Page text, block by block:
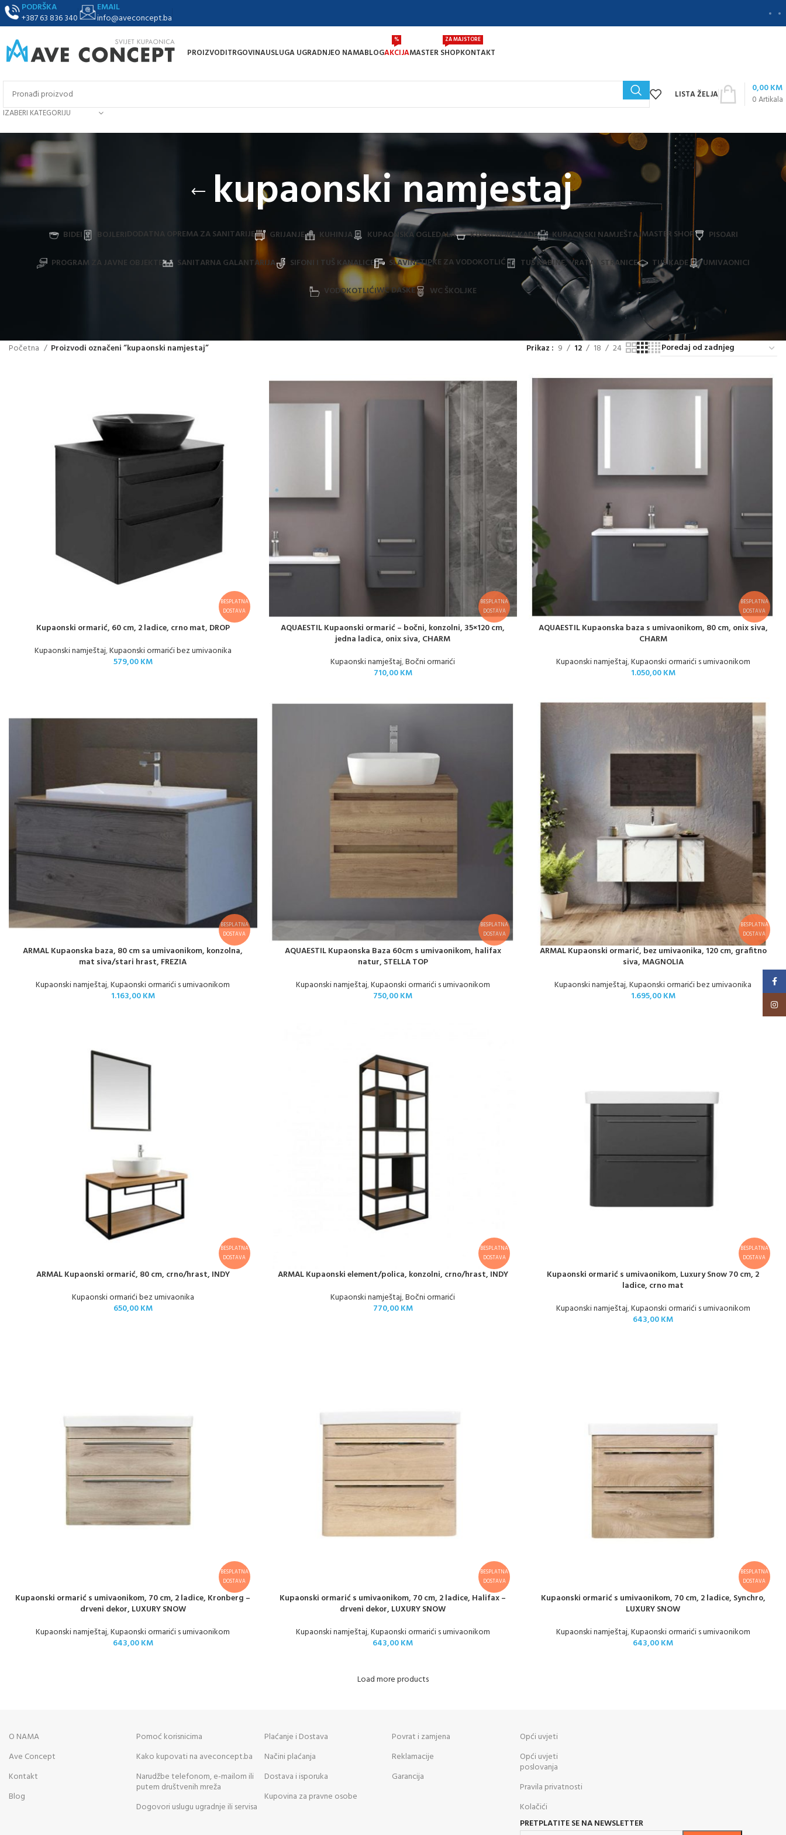
PODRŠKA
+387 63 836 340
EMAIL
info@aveconcept.ba
PROIZVODITRGOVINAUSLUGA UGRADNJEO NAMABLOGAKCIJA
%
MASTER SHOP
ZA MAJSTORE
KONTAKT
IZABERI KATEGORIJU
LISTA ŽELJA 0Artikala
0,00KM
kupaonski namjestaj
BIDEI BOJLERIDODATNA OPREMA ZA SANITARIJE GRIJANJE KUHINJA KUPAONSKA OGLEDALA KUPAONSKE KADE KUPAONSKI NAMJEŠTAJMASTER SHOP PISOARI
PROGRAM ZA JAVNE OBJEKTE SANITARNA GALANTARIJA SIFONI I TUŠ KANALICE SLAVINETIPKE ZA VODOKOTLIĆ TUŠ KABINE, VRATA I STRANICE TUŠ KADE UMIVAONICI
VODOKOTLIĆIWC DASKE WC ŠKOLJKE
Početna Proizvodi označeni “kupaonski namjestaj” Prikaz 9 12 18 24
BESPLATNA
DOSTAVA
Kupaonski ormarić, 60 cm, 2 ladice, crno mat, DROP
Kupaonski namještaj,Kupaonski ormarići bez umivaonika
579,00KM
BESPLATNA
DOSTAVA
AQUAESTIL Kupaonski ormarić – bočni, konzolni, 35×120 cm,
jedna ladica, onix siva, CHARM
Kupaonski namještaj,Bočni ormarići
710,00KM
BESPLATNA
DOSTAVA
AQUAESTIL Kupaonska baza s umivaonikom, 80 cm, onix siva,
CHARM
Kupaonski namještaj,Kupaonski ormarići s umivaonikom
1.050,00KM
BESPLATNA
DOSTAVA
ARMAL Kupaonska baza, 80 cm sa umivaonikom, konzolna,
mat siva/stari hrast, FREZIA
Kupaonski namještaj,Kupaonski ormarići s umivaonikom
1.163,00KM
BESPLATNA
DOSTAVA
AQUAESTIL Kupaonska Baza 60cm s umivaonikom, halifax
natur, STELLA TOP
Kupaonski namještaj,Kupaonski ormarići s umivaonikom
750,00KM
BESPLATNA
DOSTAVA
ARMAL Kupaonski ormarić, bez umivaonika, 120 cm, grafitno
siva, MAGNOLIA
Kupaonski namještaj,Kupaonski ormarići bez umivaonika
1.695,00KM
BESPLATNA
DOSTAVA
ARMAL Kupaonski ormarić, 80 cm, crno/hrast, INDY
Kupaonski ormarići bez umivaonika
650,00KM
BESPLATNA
DOSTAVA
ARMAL Kupaonski element/polica, konzolni, crno/hrast, INDY
Kupaonski namještaj,Bočni ormarići
770,00KM
BESPLATNA
DOSTAVA
Kupaonski ormarić s umivaonikom, Luxury Snow 70 cm, 2
ladice, crno mat
Kupaonski namještaj,Kupaonski ormarići s umivaonikom
643,00KM
BESPLATNA
DOSTAVA
Kupaonski ormarić s umivaonikom, 70 cm, 2 ladice, Kronberg –
drveni dekor, LUXURY SNOW
Kupaonski namještaj,Kupaonski ormarići s umivaonikom
643,00KM
BESPLATNA
DOSTAVA
Kupaonski ormarić s umivaonikom, 70 cm, 2 ladice, Halifax –
drveni dekor, LUXURY SNOW
Kupaonski namještaj,Kupaonski ormarići s umivaonikom
643,00KM
BESPLATNA
DOSTAVA
Kupaonski ormarić s umivaonikom, 70 cm, 2 ladice, Synchro,
LUXURY SNOW
Kupaonski namještaj,Kupaonski ormarići s umivaonikom
643,00KM
Load more products
O NAMA
Ave Concept
Kontakt
Blog
Pomoć korisnicima
Kako kupovati na aveconcept.ba
Narudžbe telefonom, e-mailom ili
putem društvenih mreža
Dogovori uslugu ugradnje ili servisa
Plaćanje i Dostava
Načini plaćanja
Dostava i isporuka
Kupovina za pravne osobe
Povrat i zamjena
Reklamacije
Garancija
Opći uvjeti
Opći uvjeti
poslovanja
Pravila privatnosti
Kolačići
PRETPLATITE SE NA NEWSLETTER